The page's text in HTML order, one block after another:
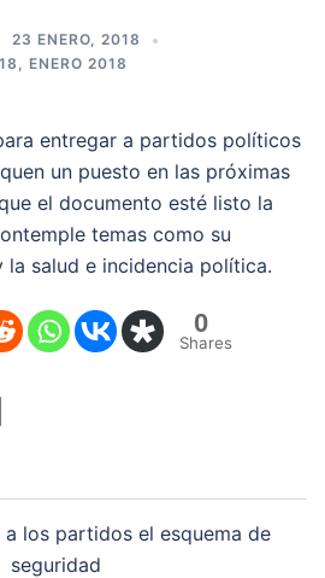
23 ENERO, 2018
, ENERO 2018
entregar a partidos políticos
un puesto en las próximas
el documento esté listo la
temas como su
salud e incidencia política.
0
Shares
a los partidos el esquema de
seguridad